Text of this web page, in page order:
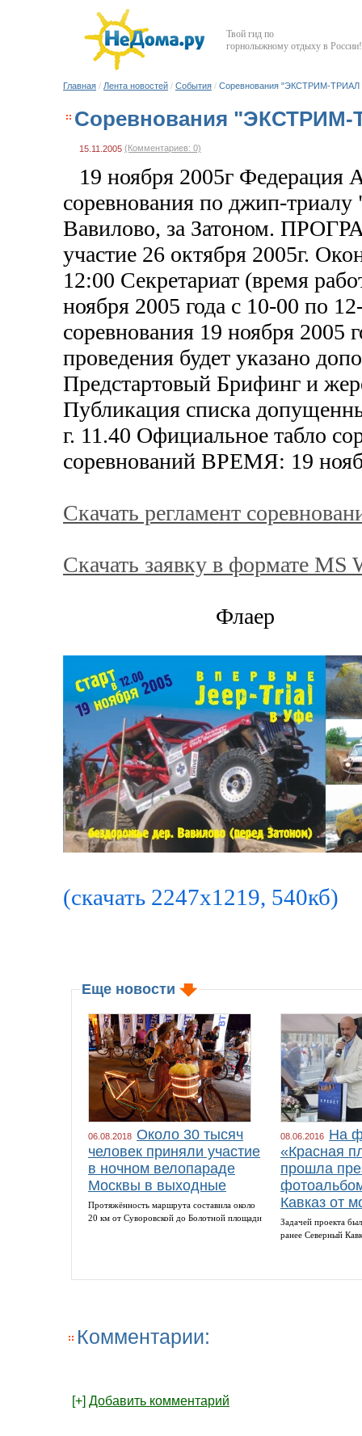
Твой гид по
горнолыжному отдыху в России!
Главная / Лента новостей / События / Соревнования "ЭКСТРИМ-ТРИАЛ
Соревнования "ЭКСТРИМ-
15.11.2005 (Комментариев: 0)
19 ноября 2005г
соревнования по джип-
Вавилово, за Затоном.
участие 26 октября 2005г.
12:00 Секретариат (время
ноября 2005 года с 10-00 по
соревнования 19 ноября
проведения будет указано
Предстартовый Брифинг и
Публикация списка
г. 11.40 Официальное табло
соревнований ВРЕМЯ: 19
Скачать регламент
Скачать заявку в формате MS
Флаер
(скачать 2247x1219, 540кб)
Еще новости
06.08.2018 Около 30 тысяч
человек приняли участие
в ночном велопараде
Москвы в выходные
Протяжённость маршрута составила около
20 км от Суворовской до Болотной площади
08.06.2016 На
«Красная
прошла
Кавказ от
Задачей проекта
ранее Северный
Комментарии:
[+] Добавить комментарий